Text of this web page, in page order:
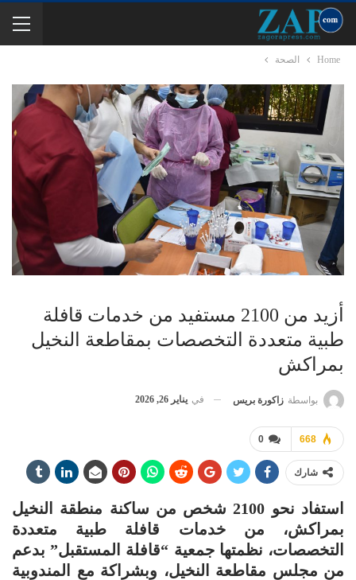
Home الصحة
أزيد من 2100 مستفيد من خدمات قافلة
طبية متعددة التخصصات بمقاطعة النخيل
بمراكش
بواسطة زاكورة بريس في يناير 26, 2026
0 668
شارك
استفاد نحو 2100 شخص من ساكنة منطقة النخيل
بمراكش، من خدمات قافلة طبية متعددة
التخصصات، نظمتها جمعية “قافلة المستقبل” بدعم
من مجلس مقاطعة النخيل، وبشراكة مع المندوبية